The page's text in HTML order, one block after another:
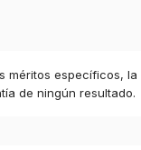
específicos,
de ningún resultado.